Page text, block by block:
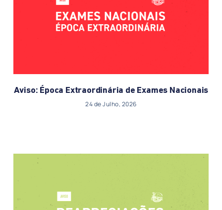
Aviso: Época Extraordinária de Exames Nacionais
24 de Julho, 2026